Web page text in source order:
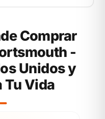
Comprar
-
Unidos y
Tu Vida